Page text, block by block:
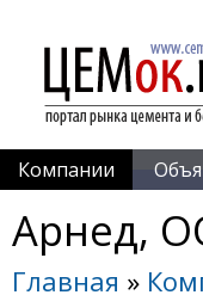
Компании
Арнед,
Главная »